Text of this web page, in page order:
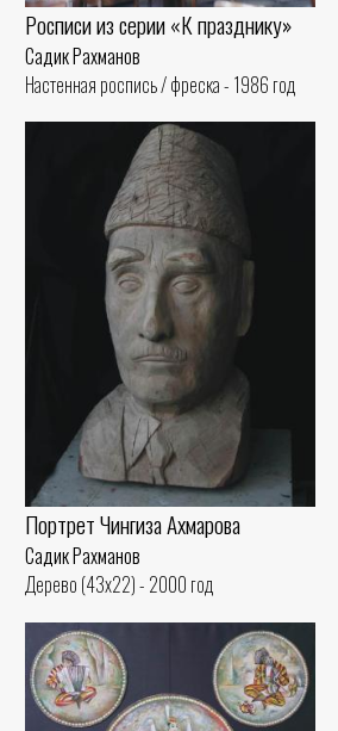
Росписи из серии «К празднику»
Садик Рахманов
Настенная роспись / фреска - 1986 год
Портрет Чингиза Ахмарова
Садик Рахманов
Дерево (43x22) - 2000 год